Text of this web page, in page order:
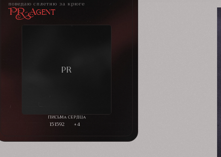
поведаю сплетню за крюге
PR-Agent
151592 +4